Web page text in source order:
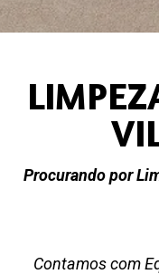
Procurando por
Contamos com